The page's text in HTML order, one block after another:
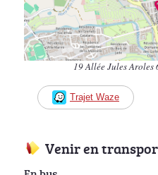
19 Allée Jules Aroles
Trajet Waze
Venir en